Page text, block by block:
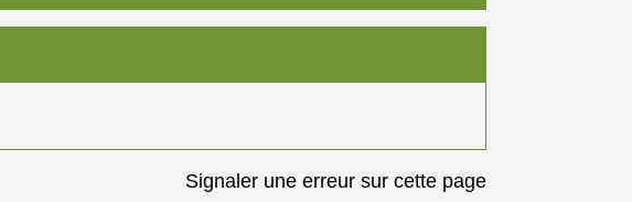
Signaler une erreur sur cette page